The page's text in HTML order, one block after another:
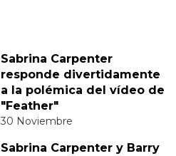
Sabrina Carpenter
responde divertidamente
a la polémica del vídeo de
"Feather"
30 Noviembre
Sabrina Carpenter y Barry